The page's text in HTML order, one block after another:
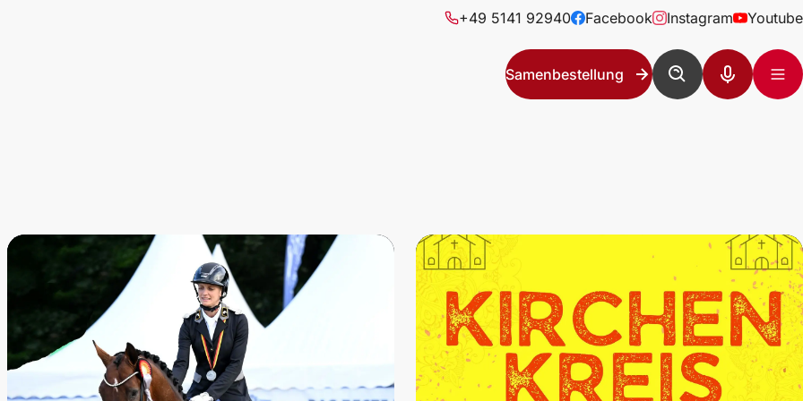
+49 5141 92940 Facebook Instagram Youtube
Samenbestellung